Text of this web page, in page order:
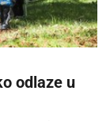
odlaze u